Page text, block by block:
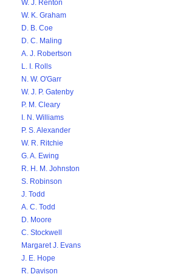
W. J. Renton
W. K. Graham
D. B. Coe
D. C. Maling
A. J. Robertson
L. I. Rolls
N. W. O'Garr
W. J. P. Gatenby
P. M. Cleary
I. N. Williams
P. S. Alexander
W. R. Ritchie
G. A. Ewing
R. H. M. Johnston
S. Robinson
J. Todd
A. C. Todd
D. Moore
C. Stockwell
Margaret J. Evans
J. E. Hope
R. Davison